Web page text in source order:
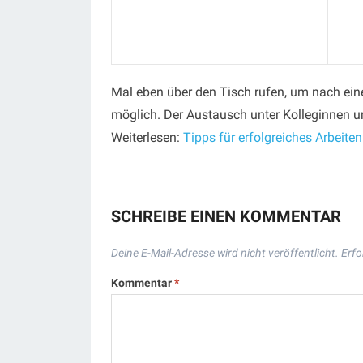
Mal eben über den Tisch rufen, um nach
möglich. Der Austausch unter Kolleginnen
Weiterlesen: Tipps für erfolgreiches
SCHREIBE EINEN KOMMENTAR
Deine E-Mail-Adresse wird nicht veröffentlicht.
Kommentar*